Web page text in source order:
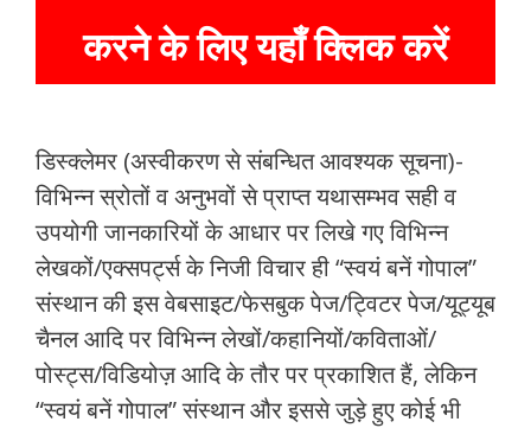
करने के लिए यहाँ क्लिक करें
डिस्क्लेमर (अस्वीकरण से संबन्धित आवश्यक सूचना)-
विभिन्न स्रोतों व अनुभवों से प्राप्त यथासम्भव सही व
उपयोगी जानकारियों के आधार पर लिखे गए विभिन्न
लेखकों/एक्सपर्ट्स के निजी विचार ही “स्वयं बनें गोपाल”
संस्थान की इस वेबसाइट/फेसबुक पेज/ट्विटर पेज/यूट्यूब
चैनल आदि पर विभिन्न लेखों/कहानियों/कविताओं/
पोस्ट्स/विडियोज़ आदि के तौर पर प्रकाशित हैं, लेकिन
“स्वयं बनें गोपाल” संस्थान और इससे जुड़े हुए कोई भी